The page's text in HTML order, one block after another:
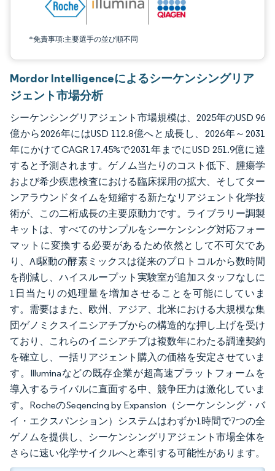
*免責事項:主要選手の並び順不同
Mordor Intelligenceによるシーケンシングリア
ジェント市場分析
シーケンシングリアジェント市場規模は、2025年のUSD 96
億から2026年にはUSD 112.8億へと成長し、2026年～2031
年にかけてCAGR 17.45%で2031年までにUSD 251.9億に達
すると予測されます。ゲノム当たりのコスト低下、腫瘍学
および希少疾患検査における臨床採用の拡大、そしてター
ンアラウンドタイムを短縮する新たなリアジェント化学技
術が、この二桁成長の主要原動力です。ライブラリー調製
キットは、すべてのサンプルをシーケンシング対応フォー
マットに変換する必要があるため依然として不可欠であ
り、AI駆動の酵素ミックスは従来のプロトコルから数時間
を削減し、ハイスループット実験室が追加スタッフなしに
1日当たりの処理量を増加させることを可能にしていま
す。需要はまた、欧州、アジア、北米における大規模な集
団ゲノミクスイニシアチブからの構造的な押し上げを受け
ており、これらのイニシアチブは複数年にわたる調達契約
を確立し、一括リアジェント購入の価格を安定させていま
す。Illuminaなどの既存企業が超高速プラットフォームを
導入するライバルに直面する中、競争圧力は激化していま
す。RocheのSeqencing by Expansion（シーケンシング・バ
イ・エクスパンション）システムはわずか1時間で7つの全
ゲノムを提供し、シーケンシングリアジェント市場全体を
さらに速い化学サイクルへと牽引する可能性があります。